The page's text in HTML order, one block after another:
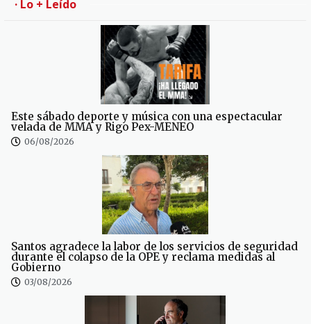
· Lo + Leído
Este sábado deporte y música con una espectacular
velada de MMA y Rigo Pex-MENEO
06/08/2026
Santos agradece la labor de los servicios de seguridad
durante el colapso de la OPE y reclama medidas al
Gobierno
03/08/2026